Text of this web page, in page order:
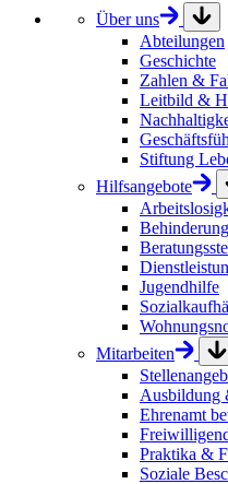
Über uns
Abteilungen
Geschichte
Zahlen &
Leitbild &
Stiftung
Hilfsangebote
Jugendhilfe
Mitarbeiten
Ausbildung
Ehrenamt
Praktika &
Soziale